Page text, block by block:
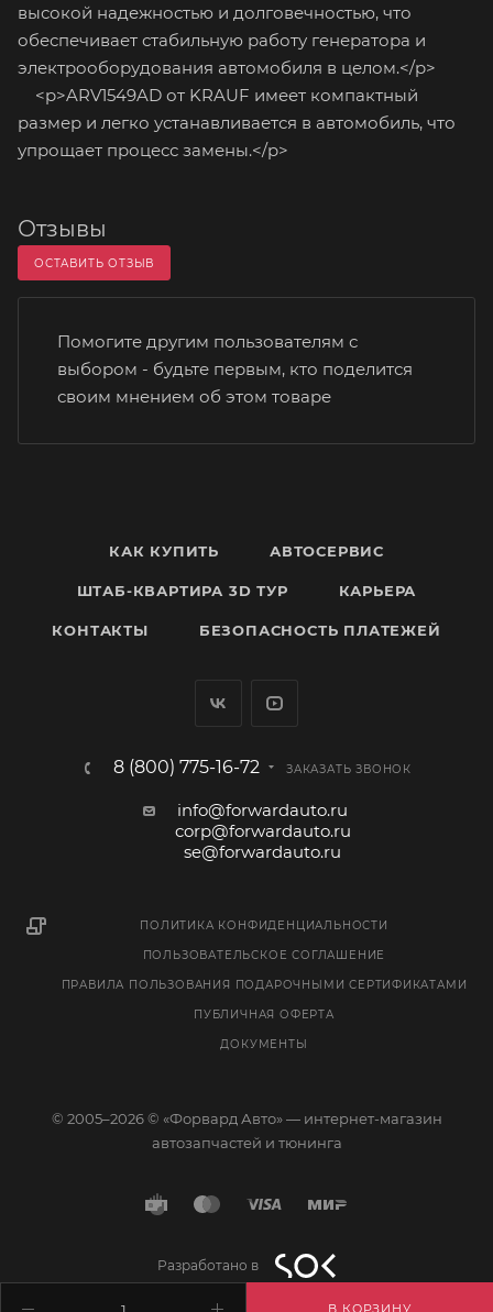
В КОРЗИНУ
высокой надежностью и долговечностью, что
обеспечивает стабильную работу генератора и
электрооборудования автомобиля в целом.</p>
<p>ARV1549AD от KRAUF имеет компактный
размер и легко устанавливается в автомобиль, что
упрощает процесс замены.</p>
Отзывы
ОСТАВИТЬ ОТЗЫВ
Помогите другим пользователям с
выбором - будьте первым, кто поделится
своим мнением об этом товаре
КАК КУПИТЬ АВТОСЕРВИС
ШТАБ-КВАРТИРА 3D ТУР КАРЬЕРА
КОНТАКТЫ БЕЗОПАСНОСТЬ ПЛАТЕЖЕЙ
8 (800) 775-16-72 ЗАКАЗАТЬ ЗВОНОК
info@forwardauto.ru
corp@forwardauto.ru
se@forwardauto.ru
ПОЛИТИКА КОНФИДЕНЦИАЛЬНОСТИ
ПОЛЬЗОВАТЕЛЬСКОЕ СОГЛАШЕНИЕ
ПРАВИЛА ПОЛЬЗОВАНИЯ ПОДАРОЧНЫМИ СЕРТИФИКАТАМИ
ПУБЛИЧНАЯ ОФЕРТА
ДОКУМЕНТЫ
© 2005–2026 © «Форвард Авто» — интернет-магазин
автозапчастей и тюнинга
Разработано в